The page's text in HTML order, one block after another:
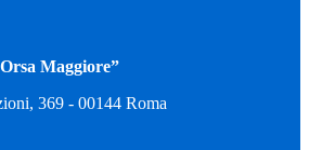
Maggiore”
369 - 00144 Roma